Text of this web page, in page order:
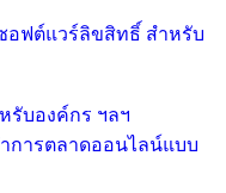
รับองค์กร ฯลฯ